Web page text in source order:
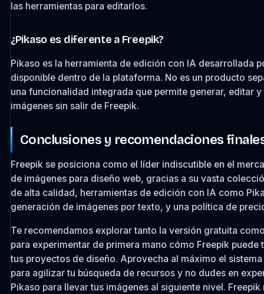
las herramientas para editarlos.
¿Pikaso es diferente a Freepik?
Pikaso es la herramienta de edición con IA desarrollada
disponible dentro de la plataforma. No es un producto
una funcionalidad integrada que permite generar, editar
imágenes sin salir de Freepik.
Conclusiones y recomendaciones
Freepik se posiciona como el líder indiscutible en el
de imágenes para diseño web, gracias a su vasta
de alta calidad, herramientas de edición con IA como
generación de imágenes por texto, y una política de
Te recomendamos explorar tanto la versión gratuita
para experimentar de primera mano cómo Freepik puede
tus proyectos de diseño. Aprovecha al máximo el
para agilizar tu búsqueda de recursos y no dudes en
Pikaso para llevar tus imágenes al siguiente nivel. Freepik